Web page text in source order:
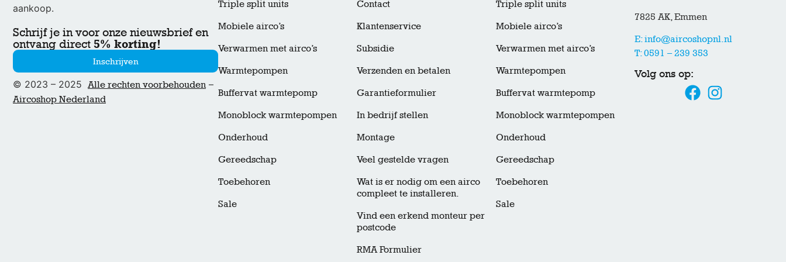
aankoop.
Schrijf je in voor onze nieuwsbrief en
ontvang direct 5% korting!
Inschrijven
© 2023 – 2025Alle rechten voorbehouden–
Aircoshop Nederland
Triple split units
Mobiele airco’s
Verwarmen met airco’s
Warmtepompen
Buffervat warmtepomp
Monoblock warmtepompen
Onderhoud
Gereedschap
Toebehoren
Sale
Contact
Klantenservice
Subsidie
Verzenden en betalen
Garantieformulier
In bedrijf stellen
Montage
Veel gestelde vragen
Wat is er nodig om een airco
compleet te installeren.
Vind een erkend monteur per
postcode
RMA Formulier
Triple split units
Mobiele airco’s
Verwarmen met airco’s
Warmtepompen
Buffervat warmtepomp
Monoblock warmtepompen
Onderhoud
Gereedschap
Toebehoren
Sale
7825 AK, Emmen
E: info@aircoshopnl.nl
T: 0591 – 239 353
Volg ons op: